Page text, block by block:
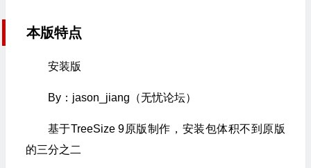
本版特点
安装版
By：jason_jiang（无忧论坛）
基于TreeSize 9原版制作，安装包体积不到原版
的三分之二